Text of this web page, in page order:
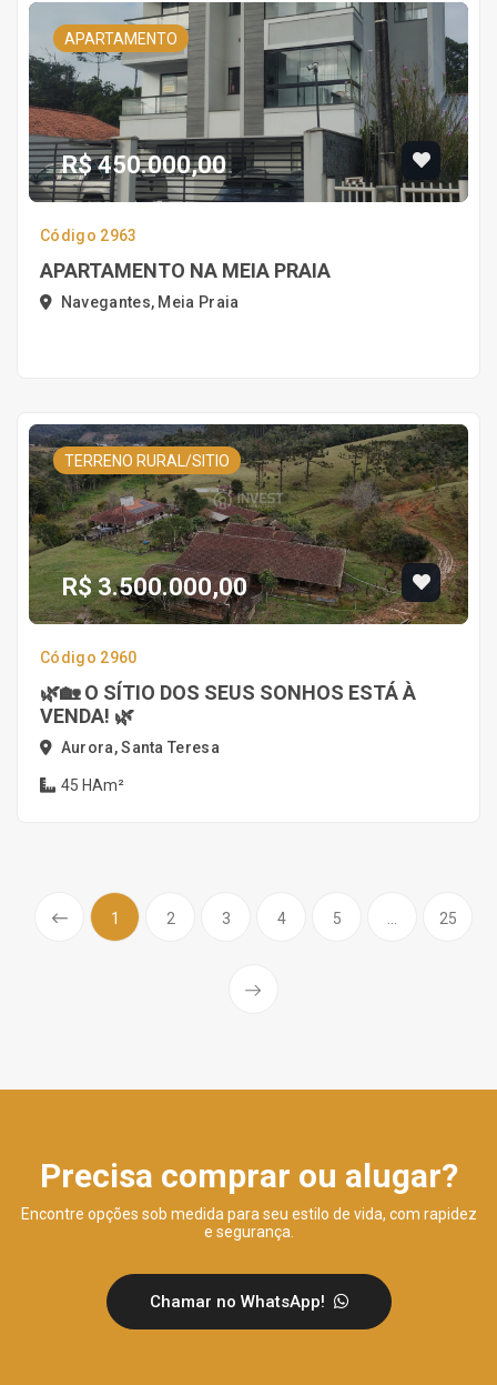
APARTAMENTO
R$ 450.000,00
Código 2963
APARTAMENTO NA MEIA PRAIA
Navegantes, Meia Praia
TERRENO RURAL/SITIO
R$ 3.500.000,00
Código 2960
🌿🏡 O SÍTIO DOS SEUS SONHOS ESTÁ À
VENDA! 🌿
Aurora, Santa Teresa
45 HAm²
1 (current)
2 3 4 5 25
Precisa comprar ou alugar?
Encontre opções sob medida para seu estilo de vida, com rapidez
e segurança.
Chamar no WhatsApp!